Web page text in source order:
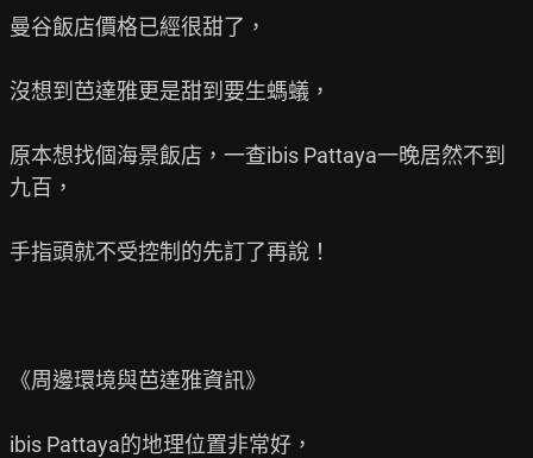
曼谷飯店價格已經很甜了，
沒想到芭達雅更是甜到要生螞蟻，
原本想找個海景飯店，一查ibis Pattaya一晚居然不到
九百，
手指頭就不受控制的先訂了再說！
《周邊環境與芭達雅資訊》
ibis Pattaya的地理位置非常好，